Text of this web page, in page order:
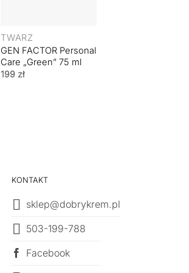
TWARZ
GEN FACTOR Personal
Care „Green” 75 ml
199 zł
KONTAKT
sklep@dobrykrem.pl
503-199-788
Facebook